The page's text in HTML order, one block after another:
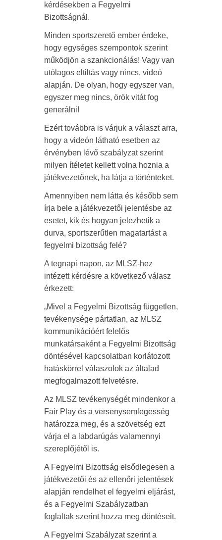
kérdésekben a Fegyelmi
Bizottságnál.
Minden sportszerető ember érdeke,
hogy egységes szempontok szerint
működjön a szankcionálás! Vagy van
utólagos eltiltás vagy nincs, videó
alapján. De olyan, hogy egyszer van,
egyszer meg nincs, örök vitát fog
generálni!
Ezért továbbra is várjuk a választ arra,
hogy a videón látható esetben az
érvényben lévő szabályzat szerint
milyen ítéletet kellett volna hoznia a
játékvezetőnek, ha látja a történteket.
Amennyiben nem látta és később sem
írja bele a játékvezetői jelentésbe az
esetet, kik és hogyan jelezhetik a
durva, sportszerűtlen magatartást a
fegyelmi bizottság felé?
A tegnapi napon, az MLSZ-hez
intézett kérdésre a következő válasz
érkezett:
„Mivel a Fegyelmi Bizottság független,
tevékenysége pártatlan, az MLSZ
kommunikációért felelős
munkatársaként a Fegyelmi Bizottság
döntésével kapcsolatban korlátozott
hatáskörrel válaszolok az általad
megfogalmazott felvetésre.
Az MLSZ tevékenységét mindenkor a
Fair Play és a versenysemlegesség
határozza meg, és a szövetség ezt
várja el a labdarúgás valamennyi
szereplőjétől is.
A Fegyelmi Bizottság elsődlegesen a
játékvezetői és az ellenőri jelentések
alapján rendelhet el fegyelmi eljárást,
és a Fegyelmi Szabályzatban
foglaltak szerint hozza meg döntéseit.
A Fegyelmi Szabályzat szerint a